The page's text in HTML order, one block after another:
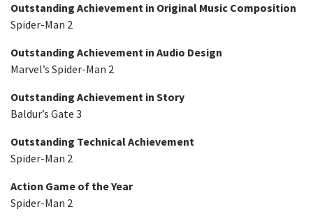
Outstanding Achievement in Original Music Composition
Spider-Man 2
Outstanding Achievement in Audio Design
Marvel’s Spider-Man 2
Outstanding Achievement in Story
Baldur’s Gate 3
Outstanding Technical Achievement
Spider-Man 2
Action Game of the Year
Spider-Man 2